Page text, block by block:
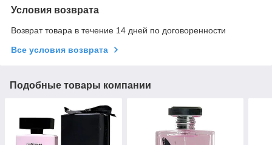
Условия возврата
Возврат товара в течение 14 дней по договоренности
Все условия возврата
Подобные товары компании